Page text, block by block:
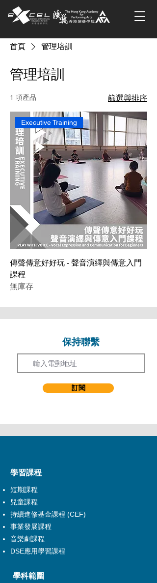
首頁 管理培訓
管理培訓
1 項產品 篩選與排序
Executive Training
傳聲傳意好好玩 - 聲音演繹與傳意入門
課程
無庫存
保持聯繫
訂閱
​學習課程
短期課程
兒童課程
持續進修基金課程 (CEF)
事業發展課程
音樂劇課程
DSE應用學習課程
學科範圍